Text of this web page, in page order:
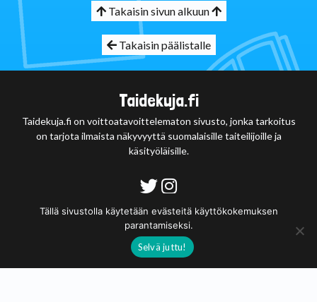
Takaisin sivun alkuun
Takaisin päälistalle
Taidekuja.fi
Taidekuja.fi on voittoatavoittelematon sivusto, jonka tarkoitus
on tarjota ilmaista näkyvyyttä suomalaisille taiteilijoille ja
käsityöläisille.
Tietosuojaseloste
© 2020 - 2026
Tällä sivustolla käytetään evästeitä käyttökokemuksen
parantamiseksi.
Selvä juttu!